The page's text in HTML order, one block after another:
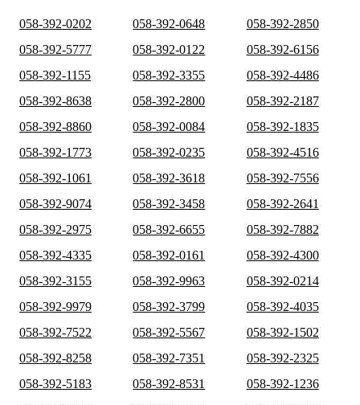
058-392-0202 058-392-0648
058-392-2850
058-392-5777
058-392-0122
058-392-6156
058-392-1155
058-392-3355
058-392-4486
058-392-8638
058-392-2800
058-392-2187
058-392-8860
058-392-0084
058-392-1835
058-392-1773
058-392-0235
058-392-4516
058-392-1061
058-392-3618
058-392-7556
058-392-9074
058-392-3458
058-392-2641
058-392-2975
058-392-6655
058-392-7882
058-392-4335
058-392-0161
058-392-4300
058-392-3155
058-392-9963
058-392-0214
058-392-9979
058-392-3799
058-392-4035
058-392-7522
058-392-5567
058-392-1502
058-392-8258
058-392-7351
058-392-2325
058-392-5183
058-392-8531
058-392-1236